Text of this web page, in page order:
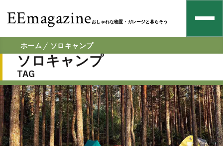
EEmagazineおしゃれな物置・ガレージと暮らそう
ホーム ソロキャンプ
ソロキャンプ
TAG